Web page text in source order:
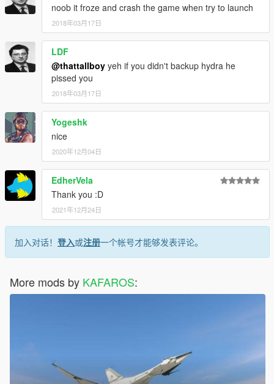
noob it froze and crash the game when try to launch
2018年03月17日
LDF
@thattallboy yeh if you didn't backup hydra he
pissed you
2018年03月17日
Yogeshk
nice
2020年12月04日
EdherVela
Thank you :D
2021年12月24日
加入对话！ 登入或注册一个帐号才能够发表评论。
More mods by KAFAROS: